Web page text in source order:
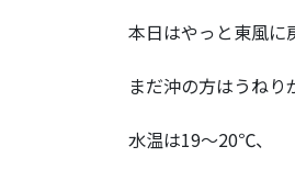
本日はやっと東風に
まだ沖の方はうねり
水温は19～20℃、